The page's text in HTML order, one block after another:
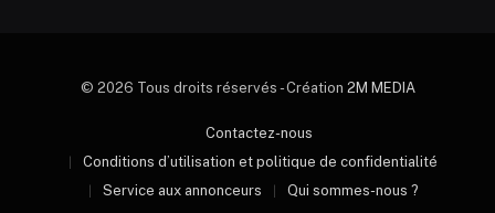
© 2026 Tous droits réservés - Création 2M MEDIA
Contactez-nous
Conditions d’utilisation et politique de confidentialité
Service aux annonceurs
Qui sommes-nous ?